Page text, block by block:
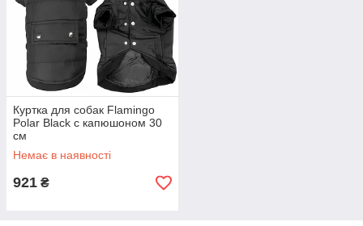
Куртка для собак Flamingo
Polar Black с капюшоном 30
см
Немає в наявності
921 ₴